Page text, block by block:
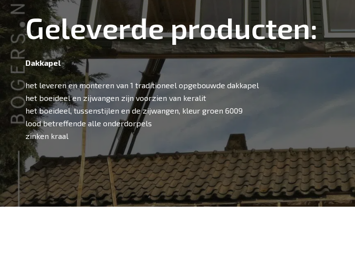
Geleverde producten:
Dakkapel
het leveren en monteren van 1 traditioneel opgebouwde dakkapel
het boeideel en zijwangen zijn voorzien van keralit
het boeideel, tussenstijlen en de zijwangen, kleur groen 6009
lood betreffende alle onderdorpels
zinken kraal